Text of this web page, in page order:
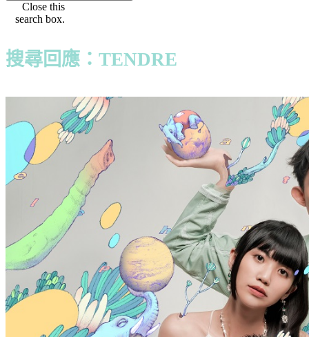
Close this
search box.
搜尋回應：TENDRE